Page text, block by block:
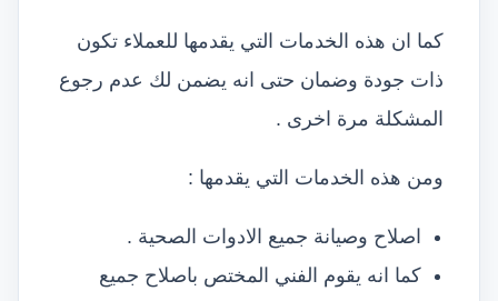
كما ان هذه الخدمات التي يقدمها للعملاء تكون
ذات جودة وضمان حتى انه يضمن لك عدم رجوع
المشكلة مرة اخرى .
ومن هذه الخدمات التي يقدمها :
اصلاح وصيانة جميع الادوات الصحية .
كما انه يقوم الفني المختص باصلاح جميع